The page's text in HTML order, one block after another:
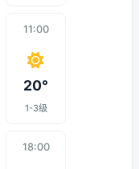
11:00
20°
1-3级
18:00